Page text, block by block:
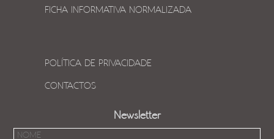
FICHA INFORMATIVA NORMALIZADA
POLÍTICA DE PRIVACIDADE
CONTACTOS
Newsletter